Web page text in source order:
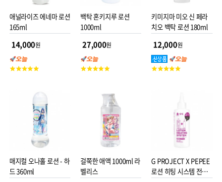
애널라이즈 에네마 로션
165ml
14,000원
고
백탁 혼키지루 로션
1000ml
27,000원
고
키미지마 미오 신 페라
치오 백탁 로션 180ml
12,000원
고
매지컬 오나홀 로션 - 하
드 360ml
걸쭉한 애액 1000ml 라
벨리스
G PROJECT X PEPEE
로션 히팅 시스템 전용